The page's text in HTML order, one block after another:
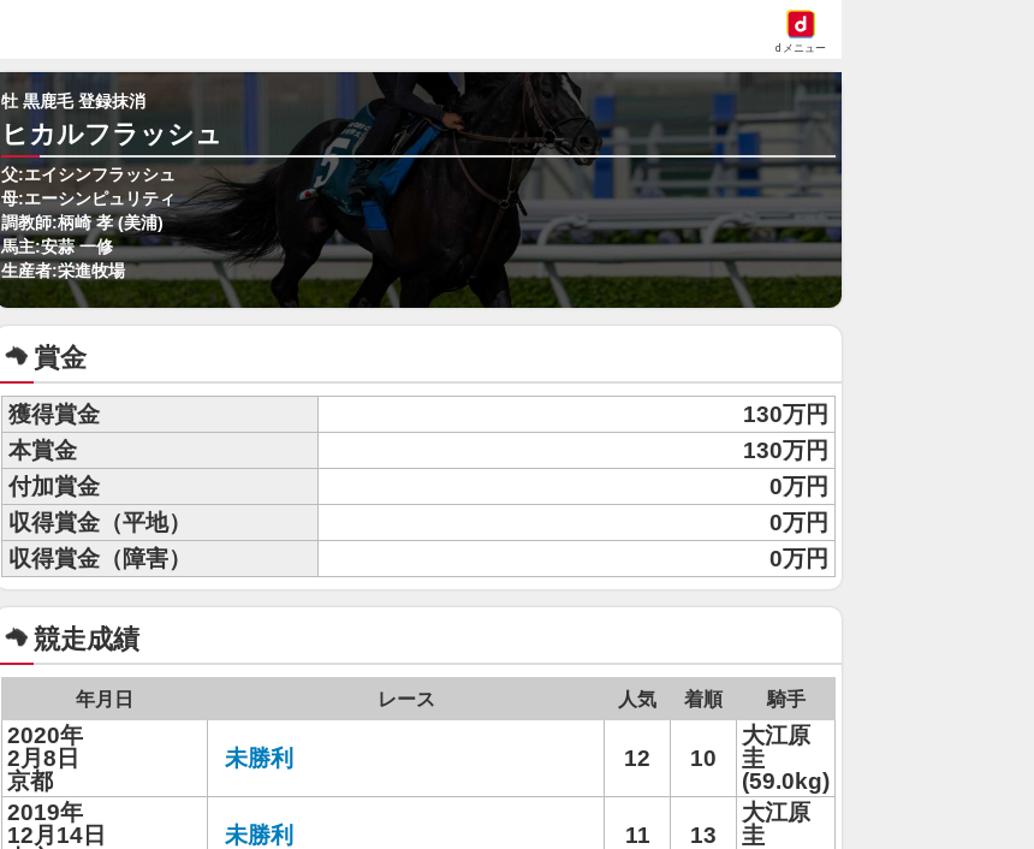
dメニュー
牡 黒鹿毛 登録抹消
ヒカルフラッシュ
父:エイシンフラッシュ
母:エーシンピュリティ
調教師:柄崎 孝 (美浦)
馬主:安蒜 一修
生産者:栄進牧場
賞金
獲得賞金
130万円
本賞金
130万円
付加賞金
0万円
収得賞金（平地）
0万円
収得賞金（障害）
0万円
競走成績
年月日 レース 人気 着順 騎手
2020年
2月8日
京都
未勝利 12 10
大江原
圭
(59.0kg)
2019年
12月14日
未勝利 11 13
大江原
圭